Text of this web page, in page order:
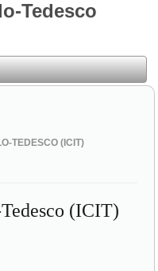
Tedesco
TEDESCO (ICIT)
(ICIT)